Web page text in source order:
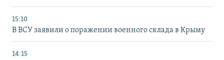
15:10
В ВСУ заявили о поражении военного склада в Крыму
14:15